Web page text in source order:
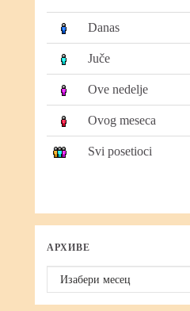
Danas
Juče
Ove nedelje
Ovog meseca
Svi posetioci
АРХИВЕ
Архиве